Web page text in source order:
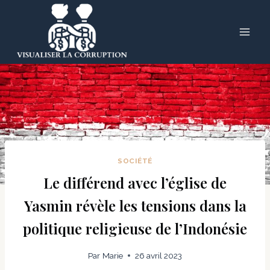
SOCIÉTÉ
Le différend avec l’église de
Yasmin révèle les tensions dans la
politique religieuse de l’Indonésie
Par Marie 26 avril 2023